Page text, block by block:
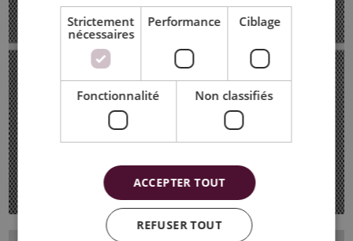
Strictement
nécessaires
Performance Ciblage
Fonctionnalité Non classifiés
ACCEPTER TOUT
REFUSER TOUT